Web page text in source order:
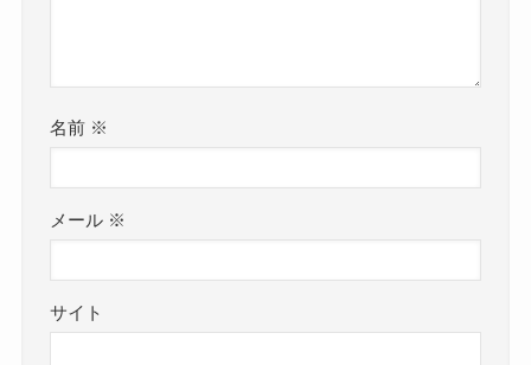
名前 ※
メール ※
サイト